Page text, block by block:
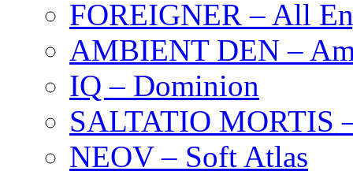
FOREIGNER – All
AMBIENT DEN –
IQ – Dominion
SALTATIO MORTIS
NEOV – Soft Atlas